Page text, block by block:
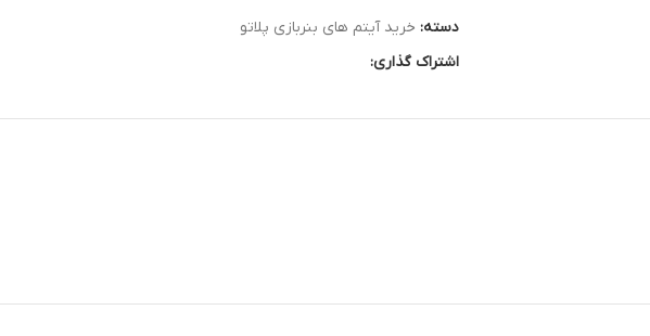
دسته: خرید آیتم های بنربازی پلاتو
اشتراک گذاری: